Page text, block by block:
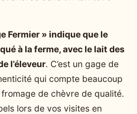
Fermier » indique que le
à la ferme, avec le lait des
l’éleveur. C’est un gage de
qui compte beaucoup
fromage de chèvre de qualité.
lors de vos visites en